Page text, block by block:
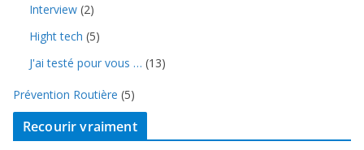
Interview (2)
Hight tech (5)
J'ai testé pour vous … (13)
Prévention Routière (5)
Recourir vraiment